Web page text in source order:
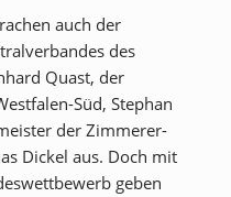
auch der
des
Quast, der
Süd, Stephan
der Zimmerer-
Dickel aus. Doch mit
geben